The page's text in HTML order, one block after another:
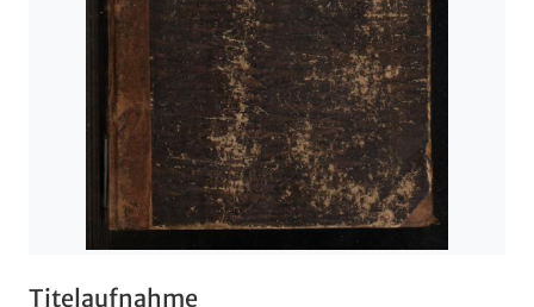
Titelaufnahme